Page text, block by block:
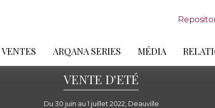
VENTES ARQANA SERIES MÉDIA
VENTE D'ETÉ
Du 30 juin au 1 juillet 2022, Deauville